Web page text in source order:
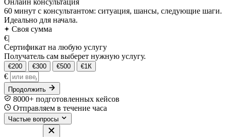
60 минут с консультантом: ситуация, шансы, следующие шаги.
Идеально для начала.
Своя сумма
€|
Сертификат на любую услугу
Получатель сам выберет нужную услугу.
€200 €300 €500 €1К
€
Продолжить
8000+ подготовленных кейсов
Отправляем в течение часа
Частые вопросы